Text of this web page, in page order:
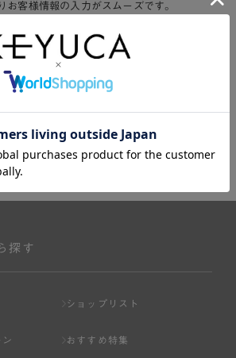
お客様情報の入力がスムーズです。
いただけます。
探す
ショップリスト
おすすめ特集